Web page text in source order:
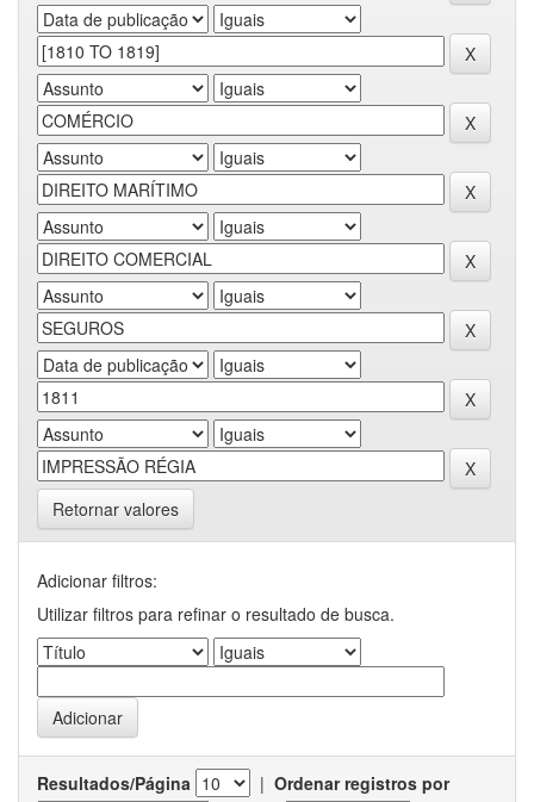
Retornar valores
Adicionar filtros:
Utilizar filtros para refinar o resultado de busca.
Resultados/Página | Ordenar registros por